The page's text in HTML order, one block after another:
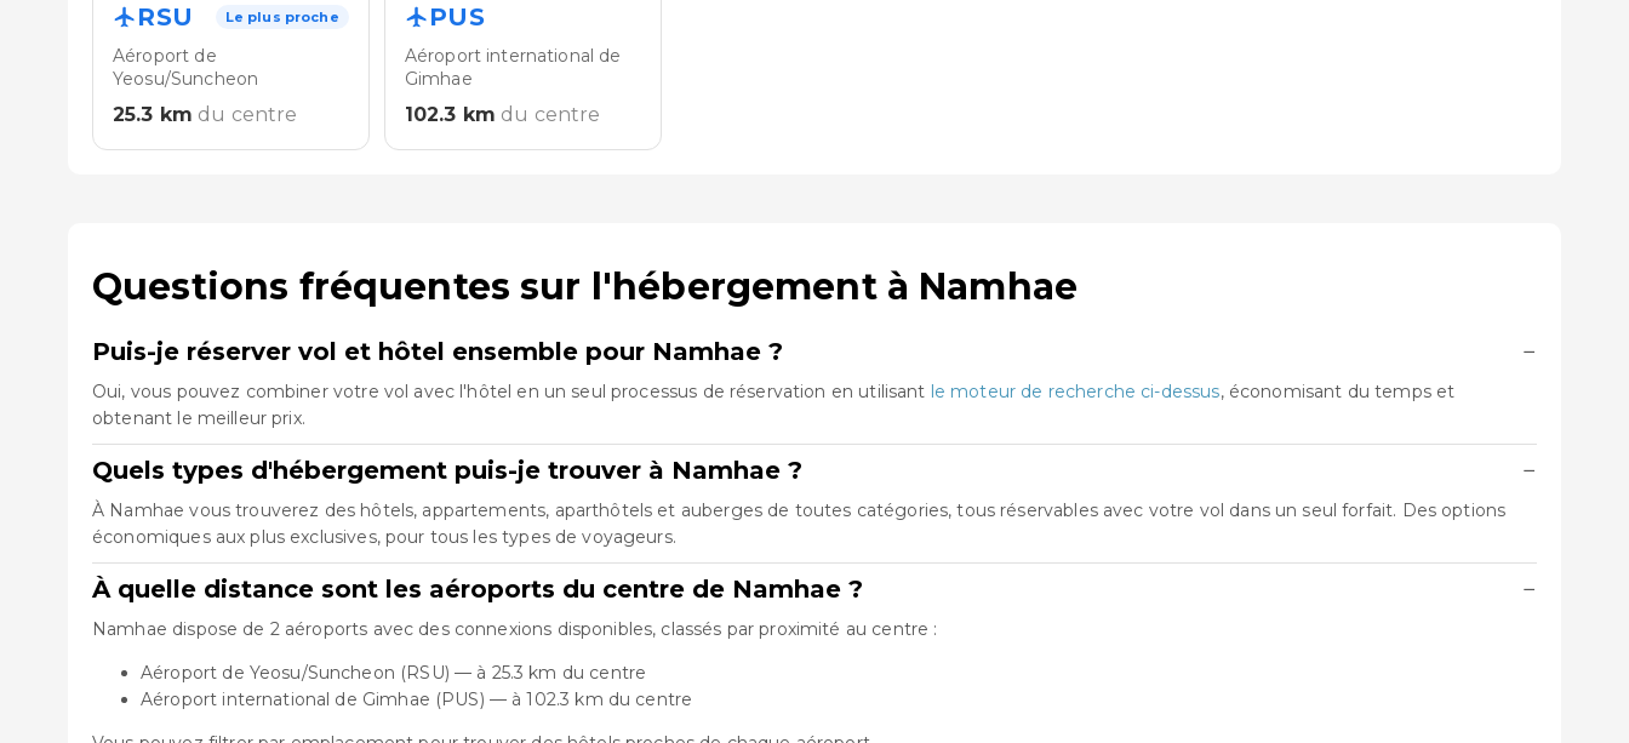
RSU Le plus proche
Aéroport de
Yeosu/Suncheon
25.3 km du centre
PUS
Aéroport international de
Gimhae
102.3 km du centre
Questions fréquentes sur l'hébergement à Namhae
Puis-je réserver vol et hôtel ensemble pour Namhae ? −
Oui, vous pouvez combiner votre vol avec l'hôtel en un seul processus de réservation en utilisant le moteur de recherche ci-dessus, économisant du temps et
obtenant le meilleur prix.
Quels types d'hébergement puis-je trouver à Namhae ? −
À Namhae vous trouverez des hôtels, appartements, aparthôtels et auberges de toutes catégories, tous réservables avec votre vol dans un seul forfait. Des options
économiques aux plus exclusives, pour tous les types de voyageurs.
À quelle distance sont les aéroports du centre de Namhae ? −
Namhae dispose de 2 aéroports avec des connexions disponibles, classés par proximité au centre :
Aéroport de Yeosu/Suncheon (RSU) — à 25.3 km du centre
Aéroport international de Gimhae (PUS) — à 102.3 km du centre